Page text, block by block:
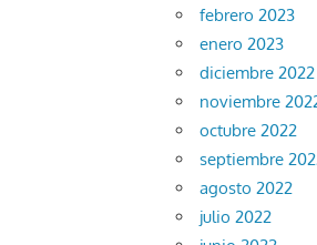
febrero 2023
enero 2023
diciembre 2022
noviembre
octubre 2022
septiembre
agosto 2022
julio 2022